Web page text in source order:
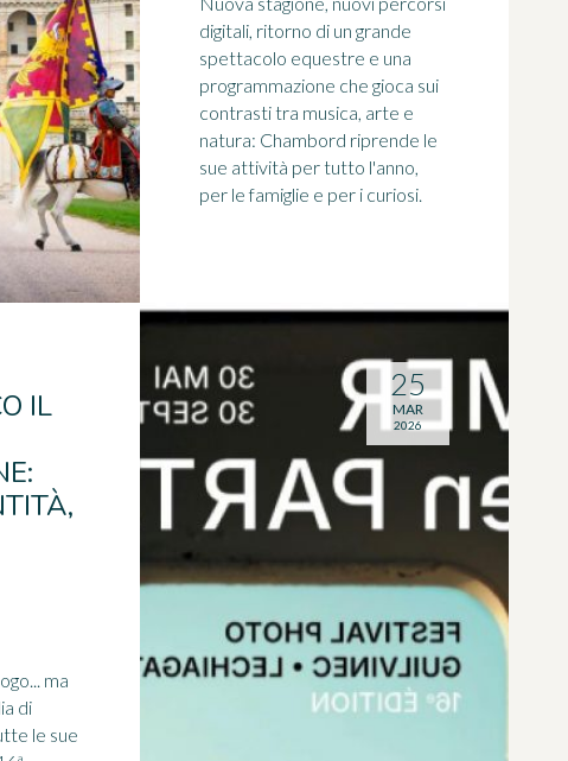
digitali, ritorno di un grande
spettacolo equestre e una
programmazione che gioca sui
contrasti tra musica, arte e
natura: Chambord riprende le
sue attività per tutto l'anno,
per le famiglie e per i curiosi.
IL
ma
di
le sue
25
MAR
2026